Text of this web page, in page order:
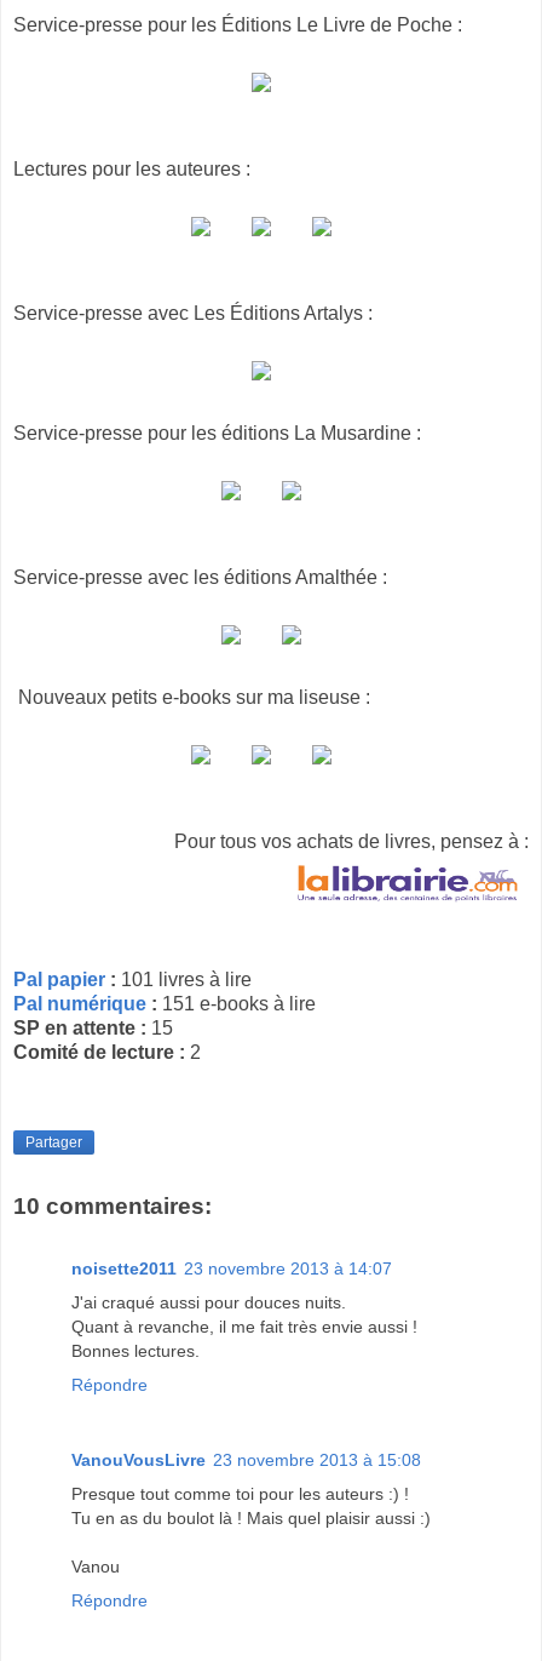
Service-presse pour les Éditions Le Livre de Poche :
Lectures pour les auteures :
Service-presse avec Les Éditions Artalys :
Service-presse pour les éditions La Musardine :
Service-presse avec les éditions Amalthée :
Nouveaux petits e-books sur ma liseuse :
Pour tous vos achats de livres, pensez à :
Pal papier : 101 livres à lire
Pal numérique : 151 e-books à lire
SP en attente : 15
Comité de lecture : 2
Partager
10 commentaires:
noisette2011 23 novembre 2013 à 14:07
J'ai craqué aussi pour douces nuits.
Quant à revanche, il me fait très envie aussi !
Bonnes lectures.
Répondre
VanouVousLivre 23 novembre 2013 à 15:08
Presque tout comme toi pour les auteurs :) !
Tu en as du boulot là ! Mais quel plaisir aussi :)
Vanou
Répondre